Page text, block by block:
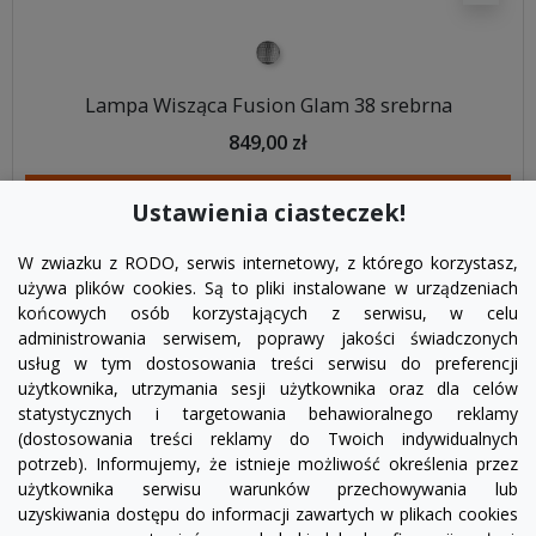
srebrny
Lampa Wisząca Fusion Glam 38 srebrna
849,00 zł
FacebookYouTubePinterest
Ustawienia ciasteczek!
W zwiazku z RODO, serwis internetowy, z którego korzystasz,
używa plików cookies. Są to pliki instalowane w urządzeniach
końcowych osób korzystających z serwisu, w celu
administrowania serwisem, poprawy jakości świadczonych
usług w tym dostosowania treści serwisu do preferencji
użytkownika, utrzymania sesji użytkownika oraz dla celów
statystycznych i targetowania behawioralnego reklamy
(dostosowania treści reklamy do Twoich indywidualnych
potrzeb). Informujemy, że istnieje możliwość określenia przez
użytkownika serwisu warunków przechowywania lub
uzyskiwania dostępu do informacji zawartych w plikach cookies